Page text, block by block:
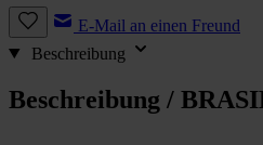
E-Mail an einen Freund
Beschreibung
Beschreibung /